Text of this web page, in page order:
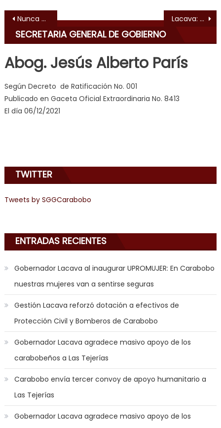
dancer
milf,
de
pono
doido ,
about
of
am
the
mood
play
game
you
nakamura
Navegación de entradas
Nunca nos vamos a rendir en la defensa del legado de Bolívar y Chávez Lacava: Carabobo será la segunda casa de José Gregorio después de Isnotú
SECRETARIA GENERAL DE GOBIERNO
Abog. Jesús Alberto París
Según Decreto de Ratificación No. 001
Publicado en Gaceta Oficial Extraordinaria No. 8413
El día 06/12/2021
TWITTER
Tweets by SGGCarabobo
ENTRADAS RECIENTES
Gobernador Lacava al inaugurar UPROMUJER: En Carabobo
nuestras mujeres van a sentirse seguras
Gestión Lacava reforzó dotación a efectivos de
Protección Civil y Bomberos de Carabobo
Gobernador Lacava agradece masivo apoyo de los
carabobeños a Las Tejerías
Carabobo envía tercer convoy de apoyo humanitario a
Las Tejerías
Gobernador Lacava agradece masivo apoyo de los